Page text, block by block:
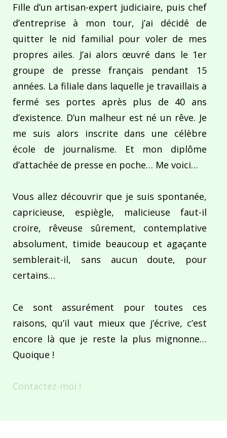
Fille d’un artisan-expert judiciaire, puis chef
d’entreprise à mon tour, j’ai décidé de
quitter le nid familial pour voler de mes
propres ailes. J’ai alors œuvré dans le 1er
groupe de presse français pendant 15
années. La filiale dans laquelle je travaillais a
fermé ses portes après plus de 40 ans
d’existence. D’un malheur est né un rêve. Je
me suis alors inscrite dans une célèbre
école de journalisme. Et mon diplôme
d’attachée de presse en poche… Me voici…
Vous allez découvrir que je suis spontanée,
capricieuse, espiègle, malicieuse faut-il
croire, rêveuse sûrement, contemplative
absolument, timide beaucoup et agaçante
semblerait-il, sans aucun doute, pour
certains…
Ce sont assurément pour toutes ces
raisons, qu’il vaut mieux que j’écrive, c’est
encore là que je reste la plus mignonne…
Quoique !
Contactez-moi !